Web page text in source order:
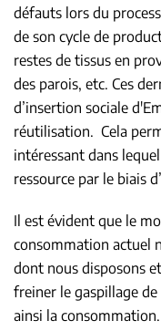
défauts lors du
de son cycle de
restes de tissus en
des parois, etc. Ces
d’insertion sociale
réutilisation. Cela
intéressant dans
ressource par le biais
Il est évident que le
consommation actuel
dont nous disposons
freiner le gaspillage
ainsi la